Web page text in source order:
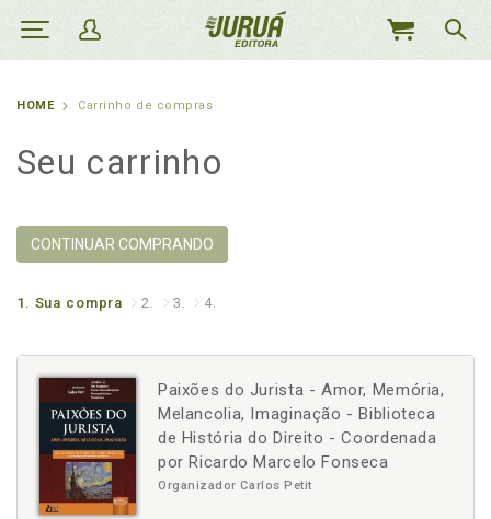
MEU
HOME Carrinho de compras
Seu carrinho
CONTINUAR COMPRANDO
1. Sua compra 2. 3. 4.
Paixões do Jurista - Amor, Memória,
Melancolia, Imaginação - Biblioteca
de História do Direito - Coordenada
por Ricardo Marcelo Fonseca
Organizador Carlos Petit